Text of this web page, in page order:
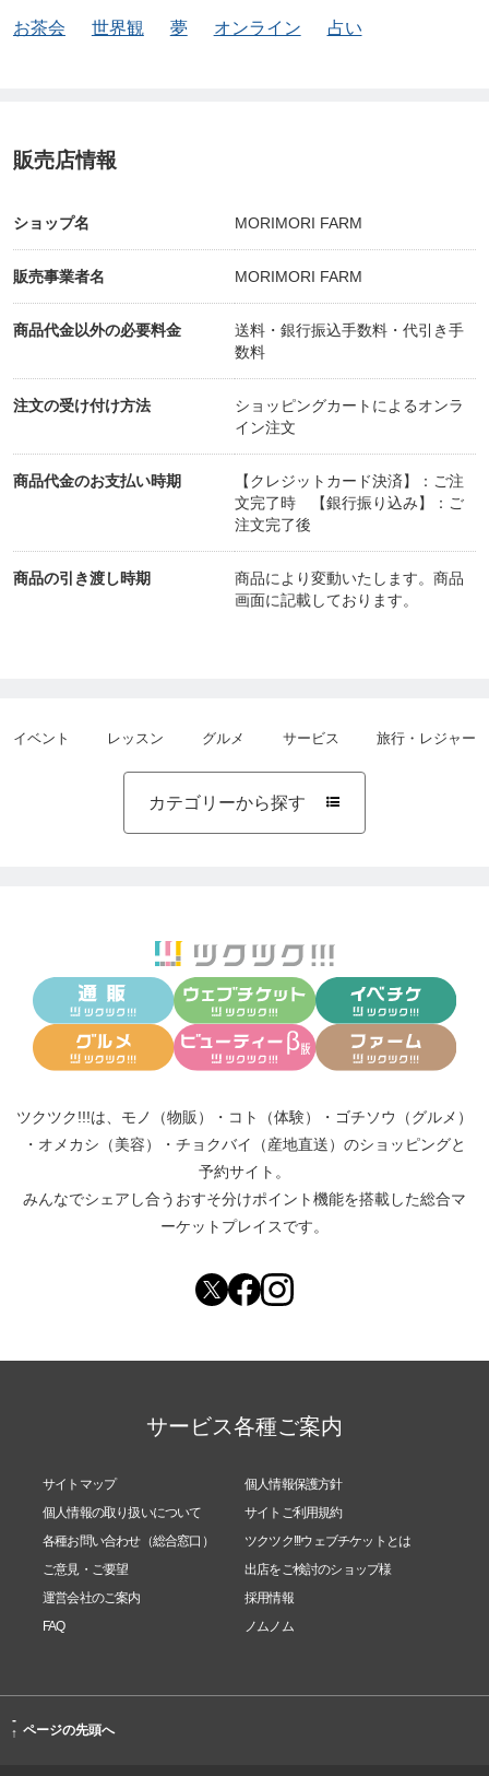
お茶会 世界観 夢 オンライン 占い
販売店情報
ショップ名 MORIMORI FARM
販売事業者名 MORIMORI FARM
商品代金以外の必要料金
送料・銀行振込手数料・代引き手
数料
注文の受け付け方法
ショッピングカートによるオンラ
イン注文
商品代金のお支払い時期
【クレジットカード決済】：ご注
文完了時 【銀行振り込み】：ご
注文完了後
商品の引き渡し時期
商品により変動いたします。商品
画面に記載しております。
イベント レッスン グルメ サービス 旅行・レジャー
カテゴリーから探す 
ツクツク!!!は、 モノ（物販） ・ コト（体験） ・ ゴチソウ（グルメ）
・ オメカシ（美容） ・ チョクバイ（産地直送） のショッピングと
予約サイト。
みんなでシェアし合う おすそ分けポイント機能を搭載した総合マ
ーケットプレイスです。
サービス各種ご案内
サイトマップ
個人情報保護方針
個人情報の取り扱いについて
サイトご利用規約
各種お問い合わせ（総合窓口）
ツクツク!!!ウェブチケットとは
ご意見・ご要望
出店をご検討のショップ様
運営会社のご案内
採用情報
FAQ
ノムノム
-
↑ ページの先頭へ